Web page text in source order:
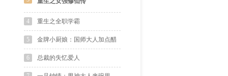
4 重生之全职学霸
5 金牌小厨娘：国师大人加点醋
6 总裁的失忆爱人